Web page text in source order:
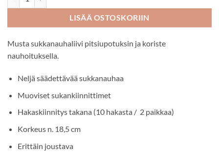
LISÄÄ OSTOSKORIIN
Musta sukkanauhaliivi pitsiupotuksin ja koriste
nauhoituksella.
Neljä säädettävää sukkanauhaa
Muoviset sukankiinnittimet
Hakaskiinnitys takana (10 hakasta / 2 paikkaa)
Korkeus n. 18,5 cm
Erittäin joustava